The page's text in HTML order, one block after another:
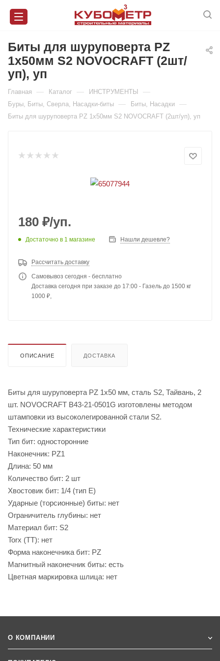
Биты для шуруповерта PZ
1х50мм S2 NOVOCRAFT (2шт/
уп), уп
Главная — Каталог — ИНСТРУМЕНТЫ —
Буры, Биты, Сверла, Насадки-биты — Биты, Насадки —
Биты для шуруповерта PZ 1х50мм S2 NOVOCRAFT (2шт/уп), уп
180 ₽/уп.
Достаточно в 1 магазине Нашли дешевле?
Рассчитать доставку
Самовывоз сегодня - бесплатно
Доставка сегодня при заказе до 17:00 - Газель до 1500 кг
1000 ₽,
ОПИСАНИЕ ДОСТАВКА
Биты для шуруповерта PZ 1x50 мм, сталь S2, Тайвань, 2
шт. NOVOCRAFT B43-21-0501G изготовлены методом
штамповки из высоколегированной стали S2.
Технические характеристики
Тип бит: односторонние
Наконечник: PZ1
Длина: 50 мм
Количество бит: 2 шт
Хвостовик бит: 1/4 (тип Е)
Ударные (торсионные) биты: нет
Ограничитель глубины: нет
Материал бит: S2
Torx (TT): нет
Форма наконечника бит: PZ
Магнитный наконечник биты: есть
Цветная маркировка шлица: нет
О КОМПАНИИ